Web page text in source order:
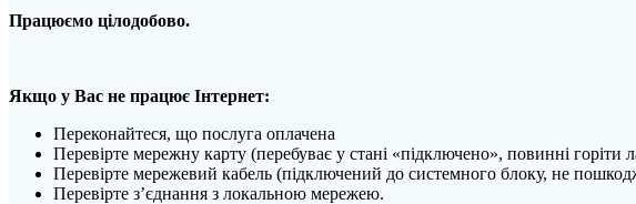
Працюємо цілодобово.
Якщо у Вас не працює Інтернет:
Переконайтеся, що послуга оплачена
Перевірте мережну карту (перебуває у стані «підключено», повинні горіти
Перевірте мережевий кабель (підключений до системного блоку, не
Перевірте з’єднання з локальною мережею.